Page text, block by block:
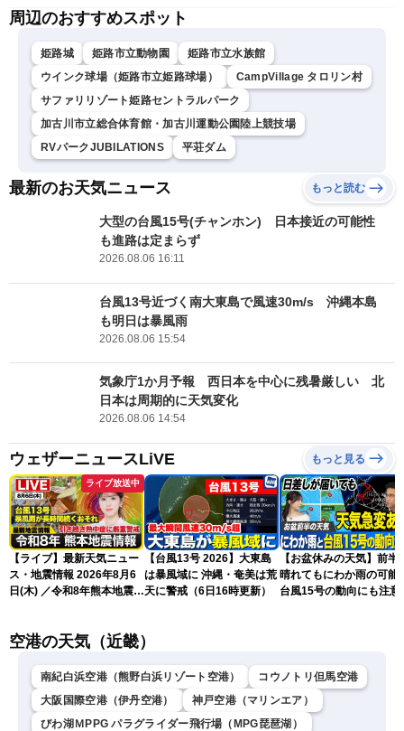
周辺のおすすめスポット
姫路城 姫路市立動物園
姫路市立水族館
ウインク球場（姫路市立姫路球場）
CampVillage タロリン村
サファリリゾート姫路セントラルパーク
加古川市立総合体育館・加古川運動公園陸上競技場
RVパークJUBILATIONS
平荘ダム
最新のお天気ニュース もっと読む
大型の台風15号(チャンホン) 日本接近の可能性
も進路は定まらず
2026.08.06 16:11
台風13号近づく南大東島で風速30m/s 沖縄本島
も明日は暴風雨
2026.08.06 15:54
気象庁1か月予報 西日本を中心に残暑厳しい 北
日本は周期的に天気変化
2026.08.06 14:54
ウェザーニュースLiVE もっと見る
ライブ放送中
【ライブ】最新天気ニュー
ス・地震情報 2026年8月6
日(木) ／令和8年熊本地震情
ースLiVEイブニング・小林
【台風13号 2026】大東島
は暴風域に 沖縄・奄美は荒
天に警戒（6日16時更新）
【お盆休みの天気】前半
晴れてもにわか雨の可能
台風15号の動向にも注意
空港の天気（近畿）
南紀白浜空港（熊野白浜リゾート空港）
コウノトリ但馬空港
大阪国際空港（伊丹空港）
神戸空港（マリンエア）
びわ湖ＭPPG パラグライダー飛行場（MPG琵琶湖）